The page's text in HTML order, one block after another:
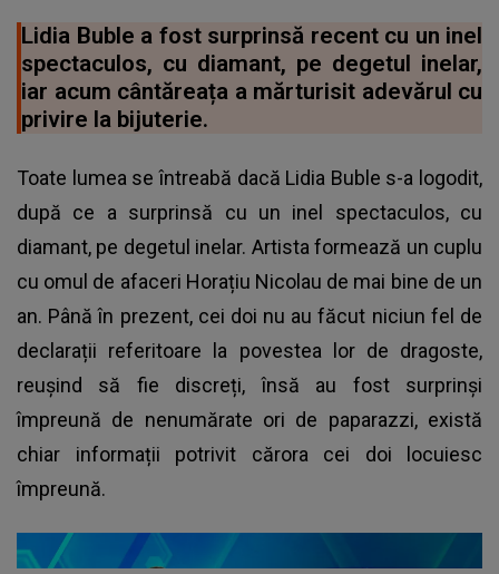
Lidia Buble a fost surprinsă recent cu un inel
spectaculos, cu diamant, pe degetul inelar,
iar acum cântăreața a mărturisit adevărul cu
privire la bijuterie.
Toate lumea se întreabă dacă Lidia Buble s-a logodit,
după ce a surprinsă cu un inel spectaculos, cu
diamant, pe degetul inelar. Artista formează un cuplu
cu omul de afaceri Horațiu Nicolau de mai bine de un
an. Până în prezent, cei doi nu au făcut niciun fel de
declarații referitoare la povestea lor de dragoste,
reușind să fie discreți, însă au fost surprinși
împreună de nenumărate ori de paparazzi, există
chiar informații potrivit cărora cei doi locuiesc
împreună.